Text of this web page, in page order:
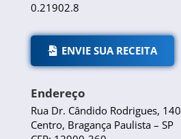
0.21902.8
ENVIE SUA RECEITA
Endereço
Rua Dr. Cândido Rodrigues, 140
Centro, Bragança Paulista – SP